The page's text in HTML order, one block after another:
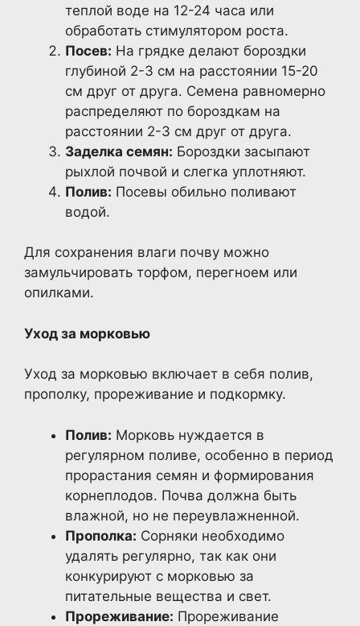
теплой воде на 12-24 часа или
обработать стимулятором роста.
Посев: На грядке делают бороздки
глубиной 2-3 см на расстоянии 15-20
см друг от друга. Семена равномерно
распределяют по бороздкам на
расстоянии 2-3 см друг от друга.
Заделка семян: Бороздки засыпают
рыхлой почвой и слегка уплотняют.
Полив: Посевы обильно поливают
водой.
Для сохранения влаги почву можно
замульчировать торфом, перегноем или
опилками.
Уход за морковью
Уход за морковью включает в себя полив,
прополку, прореживание и подкормку.
Полив: Морковь нуждается в
регулярном поливе, особенно в период
прорастания семян и формирования
корнеплодов. Почва должна быть
влажной, но не переувлажненной.
Прополка: Сорняки необходимо
удалять регулярно, так как они
конкурируют с морковью за
питательные вещества и свет.
Прореживание: Прореживание